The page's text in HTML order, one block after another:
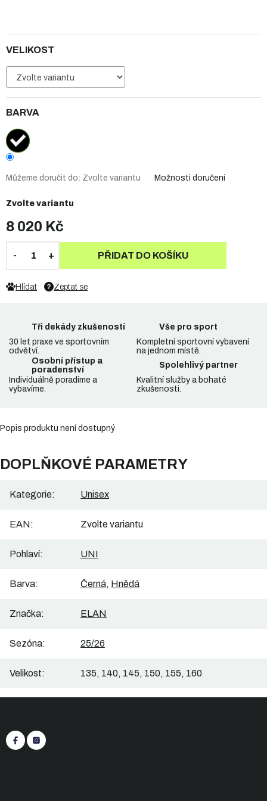
8 020 Kč
Zvolte variantu
VELIKOST
BARVA
Můžeme doručit do: Zvolte variantu Možnosti doručení
PŘIDAT DO KOŠÍKU
Zeptat se
Hlídat
Tři dekády zkušeností
30 let praxe ve sportovním
odvětví.
Vše pro sport
Kompletní sportovní vybavení
na jednom místě.
Osobní přístup a
poradenství
Individuálně poradíme a
vybavíme.
Spolehlivý partner
Kvalitní služby a bohaté
zkušenosti.
Popis produktu není dostupný
DOPLŇKOVÉ PARAMETRY
Kategorie: Unisex
EAN: Zvolte variantu
Pohlaví: UNI
Barva: Černá, Hnědá
Značka: ELAN
Sezóna: 25/26
Velikost: 135, 140, 145, 150, 155, 160
a